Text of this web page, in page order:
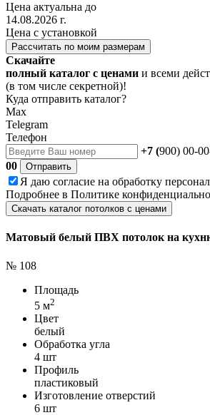
Цена актуальна до
14.08.2026 г.
Цена с установкой
Рассчитать по моим размерам
Скачайте
полный каталог с ценами и всеми
(в том числе секретной)!
Куда отправить каталог?
Max
Telegram
Телефон
+7 (900) 00-
00
Отправить
Я даю согласие на обработку
Подробнее в Политике
Скачать каталог потолков с ценами
Матовый белый ПВХ потолок на
№ 108
Площадь
5 м2
Цвет
белый
Обработка угла
4 шт
Профиль
пластиковый
Изготовление отверстий
6 шт